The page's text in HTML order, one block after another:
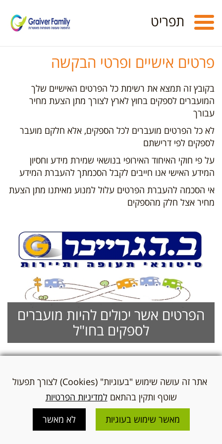
Toggle
navigation
תפריט
פרטים אישיים ופרטי הבקשה
בקובץ זה תמצא את רשימת כל הפרטים האישיים שלך
המועברים לספקים בחוץ לארץ לצורך מתן הצעת מחיר
עבורך
לא כל הפרטים מועברים לכל הספקים, אלא חלקם מועבר
לספקים לפי דרישתם
על פי חוקי האיחוד האירופי בנושאי שמירת מידע וחסיון
המידע האישי אנו חייבים לקבל הסכמתך להעברת המידע
אי הסכמה להעברת הפרטים עלול למנוע מאיתנו מתן הצעת
מחיר אצל חלק מהספקים
הפרטים אשר יכולים להיות מועברים
לספקים בחו"ל
אתר זה עושה שימוש "בעוגיות" (Cookies) לצורך תפעול
שוטף ותקין בהתאם למדיניות הפרטיות
מאשר שימוש בעוגיות
לא מאשר